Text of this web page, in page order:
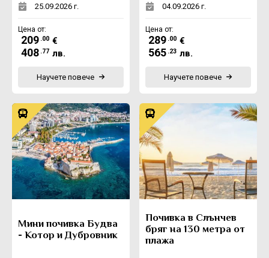
25.09.2026 г.
Цена от:
209 .00 €
408 .77 лв.
Научете повече
04.09.2026 г.
Цена от:
289 .00 €
565 .23 лв.
Научете повече
Мини почивка Будва
- Котор и Дубровник
Почивка в Слънчев
бряг на 130 метра от
плажа